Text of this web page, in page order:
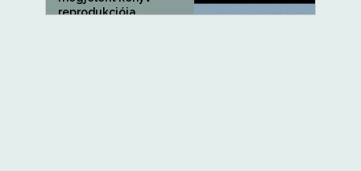
reprodukciója...